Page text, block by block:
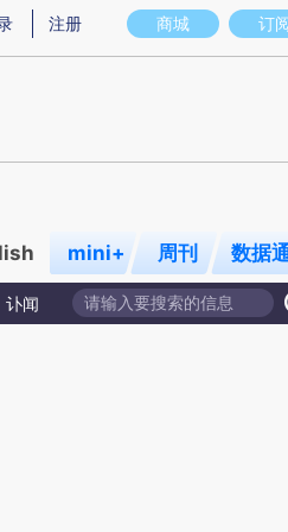
图存在偏差。不代表财新观点和立场。
商城 订
注册
mini+ 周刊 数据
讣闻